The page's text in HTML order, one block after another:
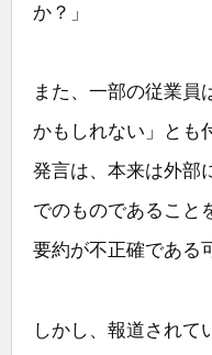
か？」
また、一部の従業員
かもしれない」とも
発言は、本来は外部
でのものであること
要約が不正確である
しかし、報道されて